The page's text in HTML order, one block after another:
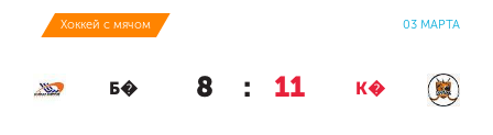
Хоккей с мячом 03 МАРТА
Б� 8 : 11 К�